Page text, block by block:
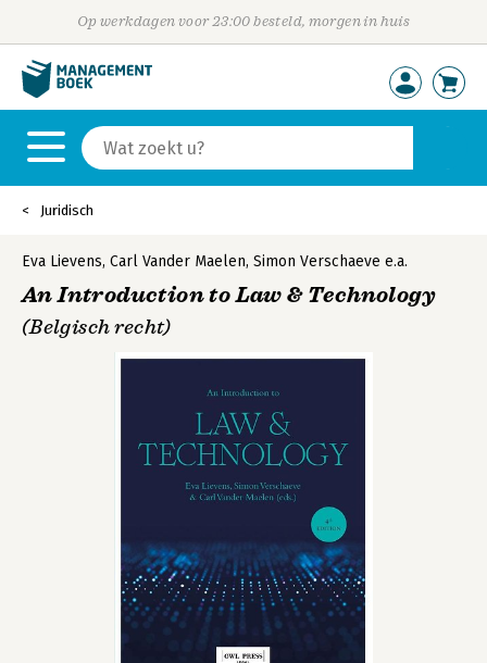
Op werkdagen voor 23:00 besteld, morgen in huis
Juridisch
Eva Lievens, Carl Vander Maelen, Simon Verschaeve e.a.
An Introduction to Law & Technology
(Belgisch recht)